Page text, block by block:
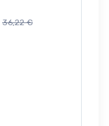
36,22 €